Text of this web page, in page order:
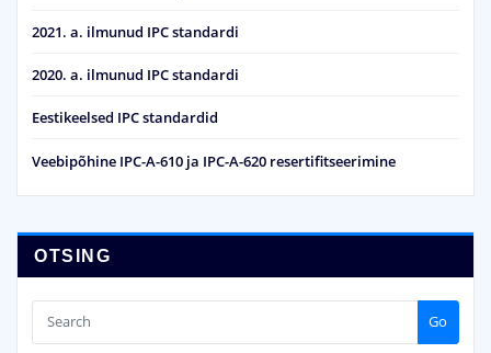
2021. a. ilmunud IPC standardi
2020. a. ilmunud IPC standardi
Eestikeelsed IPC standardid
Veebipõhine IPC-A-610 ja IPC-A-620 resertifitseerimine
OTSING
Go